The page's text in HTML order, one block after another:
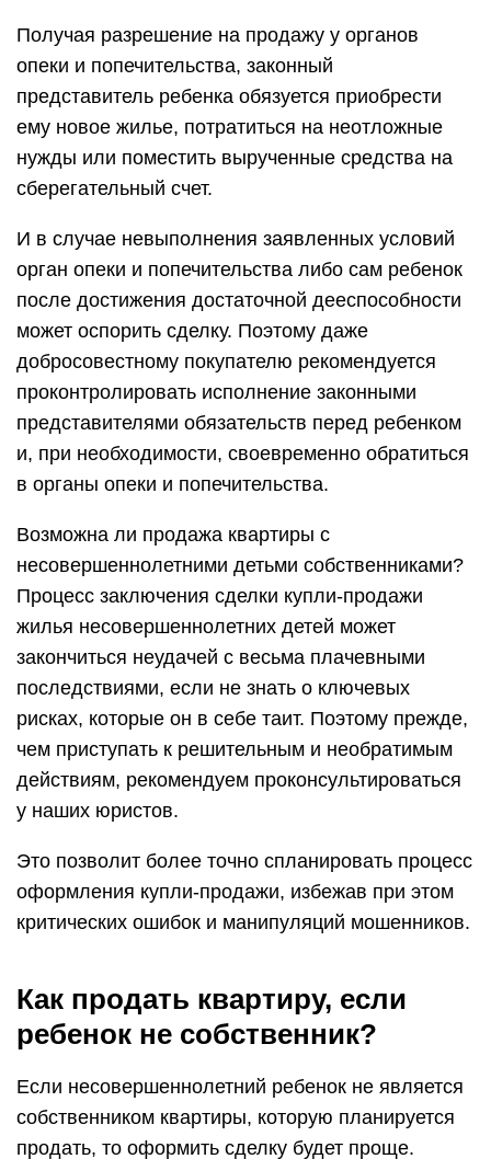
Получая разрешение на продажу у органов
опеки и попечительства, законный
представитель ребенка обязуется приобрести
ему новое жилье, потратиться на неотложные
нужды или поместить вырученные средства на
сберегательный счет.
И в случае невыполнения заявленных условий
орган опеки и попечительства либо сам ребенок
после достижения достаточной дееспособности
может оспорить сделку. Поэтому даже
добросовестному покупателю рекомендуется
проконтролировать исполнение законными
представителями обязательств перед ребенком
и, при необходимости, своевременно обратиться
в органы опеки и попечительства.
Возможна ли продажа квартиры с
несовершеннолетними детьми собственниками?
Процесс заключения сделки купли-продажи
жилья несовершеннолетних детей может
закончиться неудачей с весьма плачевными
последствиями, если не знать о ключевых
рисках, которые он в себе таит. Поэтому прежде,
чем приступать к решительным и необратимым
действиям, рекомендуем проконсультироваться
у наших юристов.
Это позволит более точно спланировать процесс
оформления купли-продажи, избежав при этом
критических ошибок и манипуляций мошенников.
Как продать квартиру, если
ребенок не собственник?
Если несовершеннолетний ребенок не является
собственником квартиры, которую планируется
продать, то оформить сделку будет проще.